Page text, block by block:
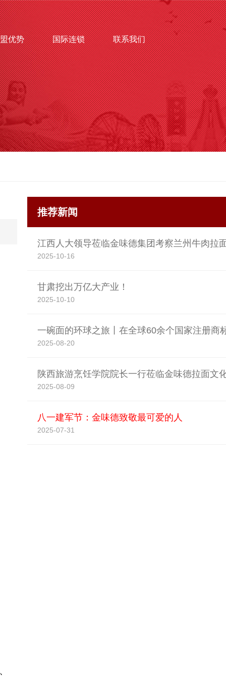
优势 国际连锁 联系我们
推荐新闻
江西人大领导莅临金味德集团考察兰州牛肉拉
2025-10-16
甘肃挖出万亿大产业！
2025-10-10
一碗面的环球之旅丨在全球60余个国家注册商
2025-08-20
陕西旅游烹饪学院院长一行莅临金味德拉面文
2025-08-09
八一建军节：金味德致敬最可爱的人
2025-07-31